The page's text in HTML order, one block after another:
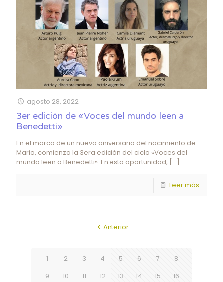
agosto 28, 2022
3er edición de «Voces del mundo leen a
Benedetti»
En el marco de un nuevo aniversario del nacimiento de
Mario, comienza la 3era edición del ciclo «Voces del
mundo leen a Benedetti». En esta oportunidad, […]
Leer más
Anterior
1 2 3 4 5 6 7
8
9
10 11 12 13 14 15
16